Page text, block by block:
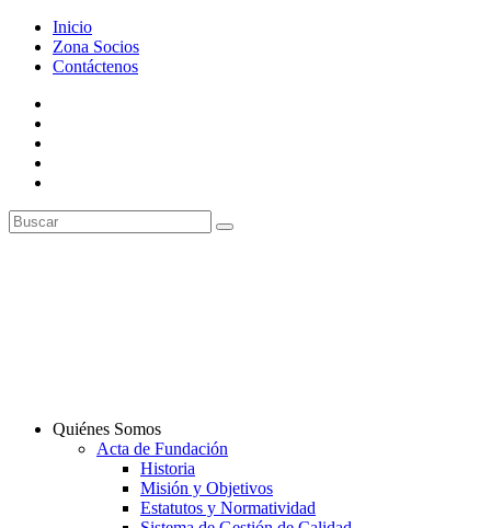
Inicio
Zona Socios
Contáctenos
Quiénes Somos
Acta de Fundación
Historia
Misión y Objetivos
Estatutos y Normatividad